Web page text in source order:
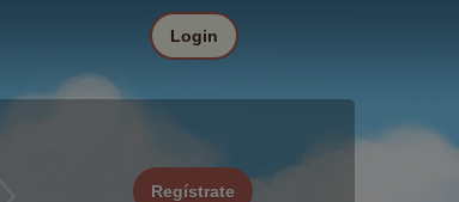
Regístrate
Login